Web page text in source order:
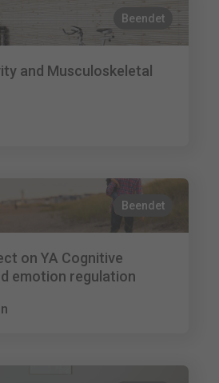
Beendet
and Musculoskeletal
Beendet
on YA Cognitive
emotion regulation